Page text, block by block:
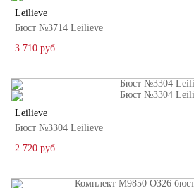
Leilieve
Бюст №3714 Leilieve
3 710 руб.
Leilieve
Бюст №3304 Leilieve
2 720 руб.